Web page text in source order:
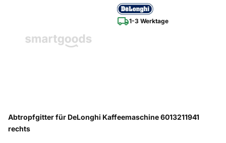
1-3 Werktage
Abtropfgitter für DeLonghi Kaffeemaschine 6013211941
rechts